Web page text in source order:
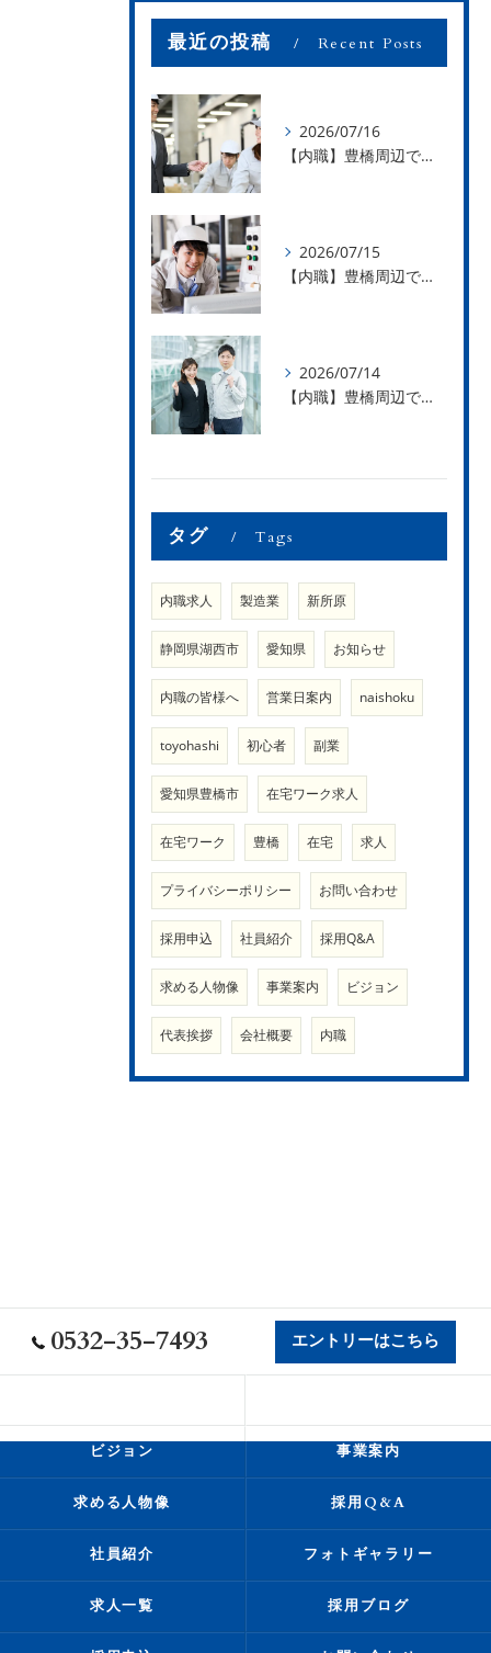
最近の投稿 Recent Posts
2026/07/16
【内職】豊橋周辺で内職のお仕事を探している方募集中！【お仕事の内容】
2026/07/15
【内職】豊橋周辺で内職のお仕事を探している方募集中！【急な学級閉鎖も安心】
2026/07/14
【内職】豊橋周辺で内職のお仕事を探している方募集中！【内職さまのお声②】
タグ Tags
内職求人 製造業 新所原
静岡県湖西市 愛知県 お知らせ
内職の皆様へ 営業日案内 naishoku
toyohashi 初心者 副業
愛知県豊橋市 在宅ワーク求人
在宅ワーク 豊橋 在宅 求人
プライバシーポリシー お問い合わせ
採用申込 社員紹介 採用Q&A
求める人物像 事業案内 ビジョン
代表挨拶 会社概要 内職
0532-35-7493 エントリーはこちら
ビジョン 事業案内
求める人物像 採用Q&A
社員紹介 フォトギャラリー
求人一覧 採用ブログ